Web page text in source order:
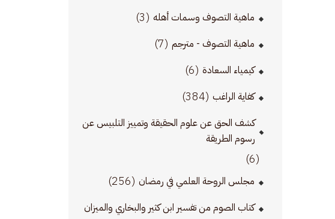
ماهية التصوف وسمات أهله (3)
ماهية التصوف - مترجم (7)
كيمياء السعادة (6)
كفاية الراغب (384)
كشف الحق عن علوم الحقيقة وتمييز التلبيس عن
رسوم الطريقة
(6)
مجلس الروحة العلمي في رمضان (256)
كتاب الصوم من تفسير ابن كثير والبخاري والميزان